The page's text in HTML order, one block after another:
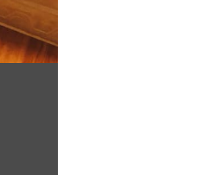
với thiên nhiên. phòng vô cùng sang
tổ chức những buổi ăn ngoài trời vô cùng
bạn sẽ nói về sau chuyến đi của bạn.